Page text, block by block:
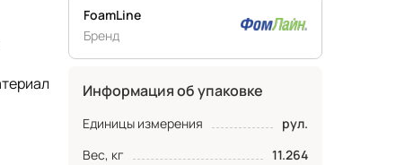
FoamLine
Бренд
Информация об упаковке
Единицы измерения
рул.
Вес, кг
11.264